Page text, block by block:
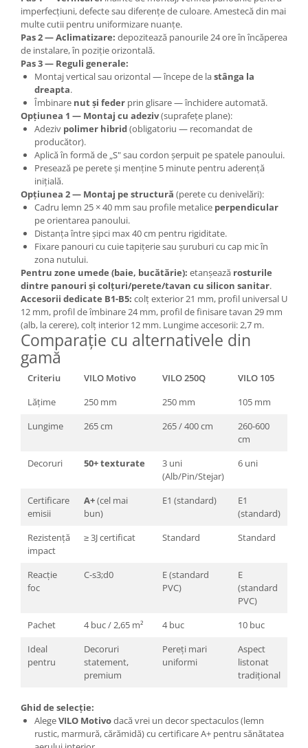
imperfecțiuni, defecte sau diferențe de culoare. Amestecă din mai
multe cutii pentru uniformizare nuanțe.
Pas 2 — Aclimatizare: depozitează panourile 24 ore în încăperea
de instalare, în poziție orizontală.
Pas 3 — Reguli generale:
Montaj vertical sau orizontal — începe de lastânga la
dreapta.
Îmbinare nut și feder prin glisare — închidere automată.
Opțiunea 1 — Montaj cu adeziv(suprafețe plane):
Adeziv polimer hibrid(obligatoriu — recomandat de
producător).
Aplică în formă de „S" sau cordon șerpuit pe spatele panoului.
Presează pe perete și menține 5 minute pentru aderență
inițială.
Opțiunea 2 — Montaj pe structură (perete cu denivelări):
Cadru lemn 25 × 40 mm sau profile metalice perpendicular
pe orientarea panoului.
Distanța între șipci max 40 cm pentru rigiditate.
Fixare panouri cu cuie tapițerie sau șuruburi cu cap mic în
zona nutului.
Pentru zone umede (baie, bucătărie): etanșează rosturile
dintre panouri și colțuri/perete/tavan cu silicon sanitar.
Accesorii dedicate B1-B5: colț exterior 21 mm, profil universal U
12 mm, profil de îmbinare 24 mm, profil de finisare tavan 29 mm
(alb, la cerere), colț interior 12 mm. Lungime accesorii: 2,7 m.
Comparație cu alternativele din
gamă
Criteriu VILO Motivo VILO 250Q
VILO 105
Lățime
250 mm 250 mm
105 mm
Lungime
265 cm 265 / 400 cm
260-600
cm
Decoruri
50+ texturate
3 uni
(Alb/Pin/Stejar)
6 uni
Certificare
emisii
A+(cel mai
bun)
E1 (standard)
E1
(standard)
Rezistență
impact
≥ 3J certificat Standard Standard
Reacție
foc
C-s3;d0
E (standard
PVC)
E
(standard
PVC)
Pachet
4 buc / 2,65 m² 4 buc
10 buc
Ideal
pentru
Decoruri
statement,
premium
Pereți mari
uniformi
Aspect
listonat
tradițional
Ghid de selecție:
AlegeVILO Motivodacă vrei un decor spectaculos (lemn
rustic, marmură, cărămidă) cu certificare A+ pentru sănătatea